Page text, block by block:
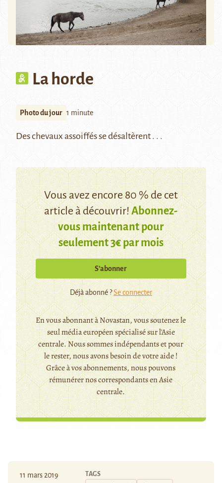
La horde
Photo du jour 1 minute
Des chevaux assoiffés se désaltèrent . . .
Vous avez encore 80 % de cet
article à découvrir!Abonnez-
vous maintenant pour
seulement 3€ par mois
S’abonner
Déjà abonné ?Se connecter
En vous abonnant à Novastan, vous soutenez le
seul média européen spécialisé sur l'Asie
centrale. Nous sommes indépendants et pour
le rester, nous avons besoin de votre aide !
Grâce à vos abonnements, nous pouvons
rémunérer nos correspondants en Asie
centrale.
11 mars 2019 TAGS